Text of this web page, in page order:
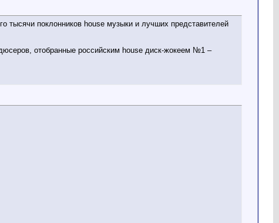
поклонников house музыки и лучших представителей
отобранные российским house диск-жокеем №1 –